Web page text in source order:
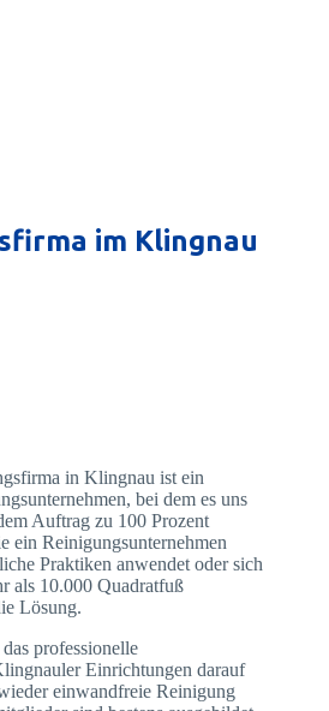
im Klingnau
in Klingnau ist ein
bei dem es uns
Auftrag zu 100 Prozent
ein Reinigungsunternehmen
Praktiken anwendet oder sich
als 10.000 Quadratfuß
Lösung.
professionelle
Einrichtungen darauf
einwandfreie Reinigung